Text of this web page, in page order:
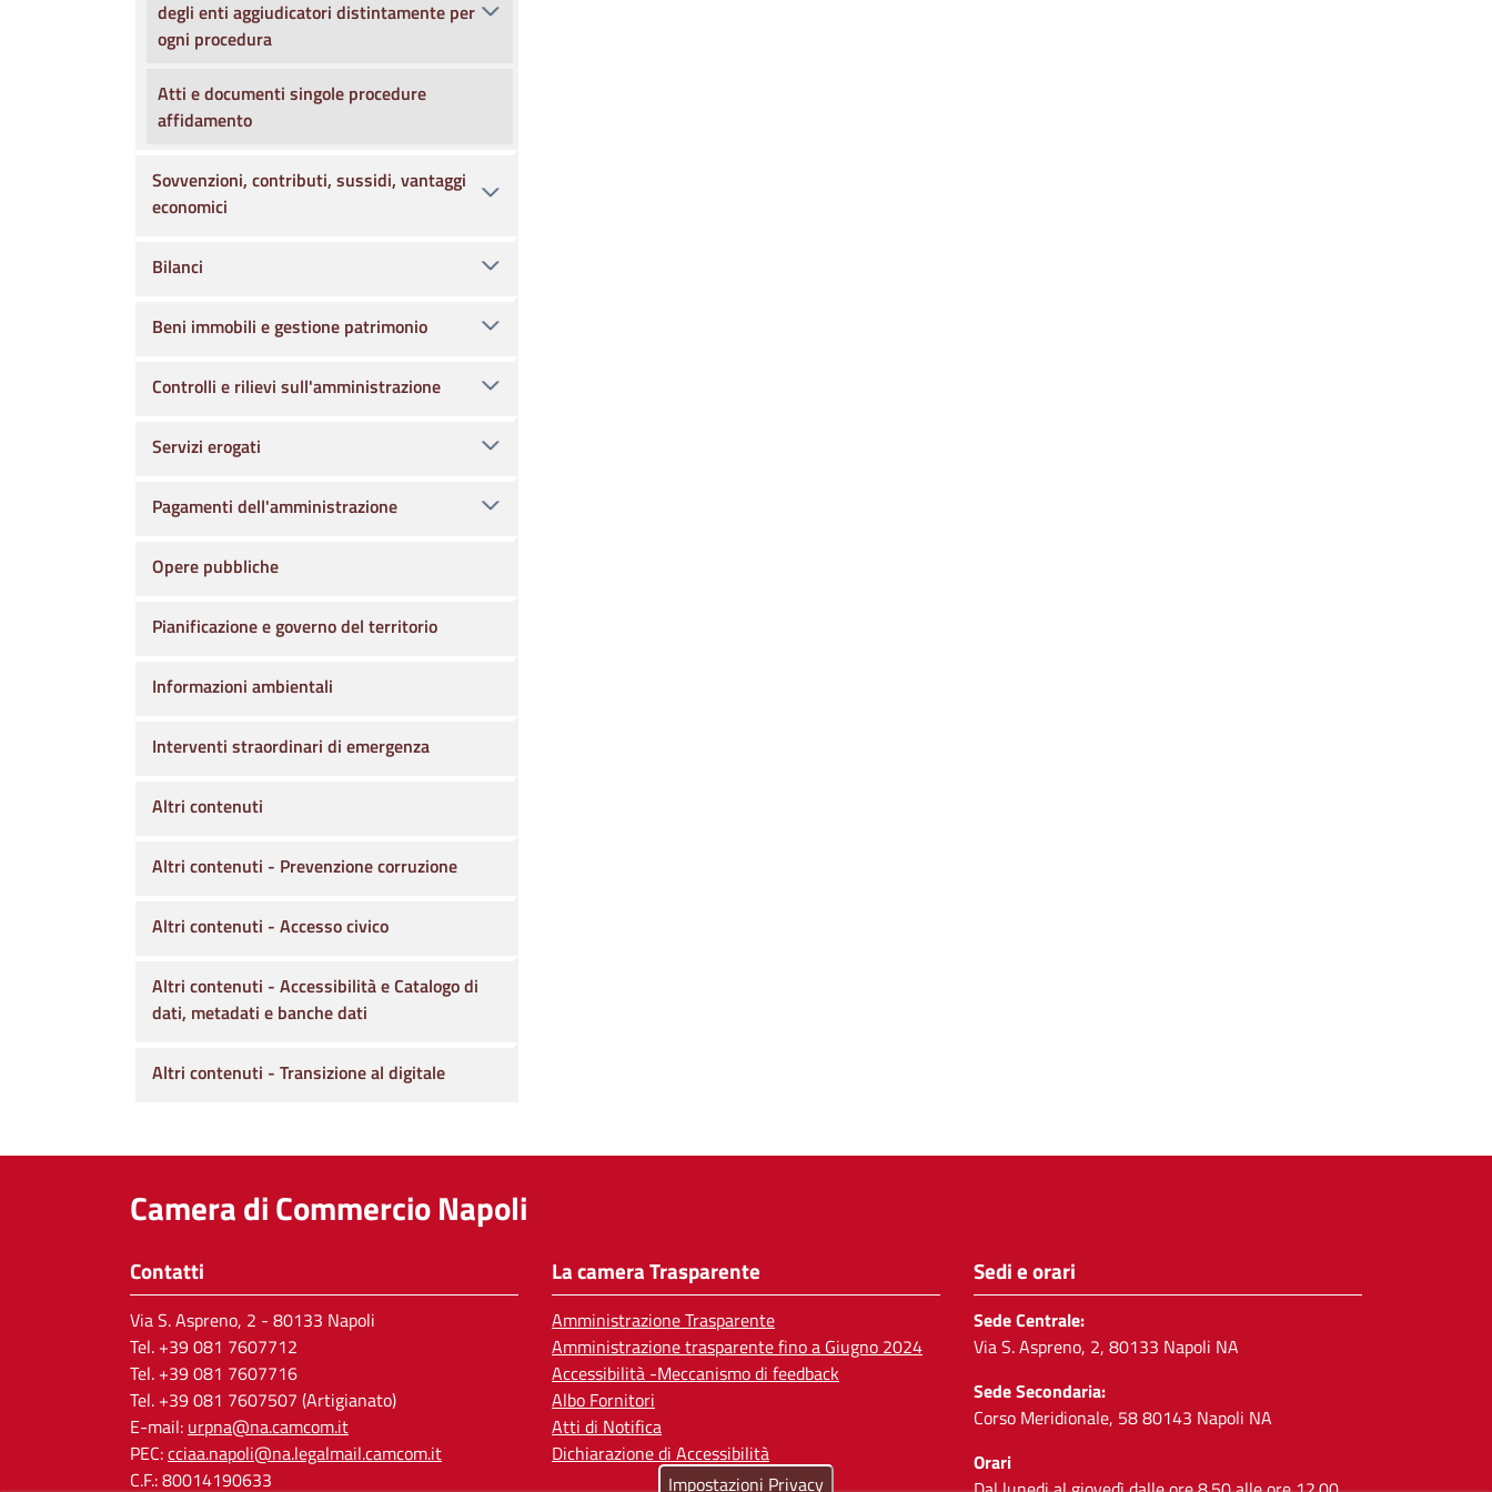
degli enti aggiudicatori distintamente per
ogni procedura
Atti e documenti singole procedure
affidamento
Sovvenzioni, contributi, sussidi, vantaggi
economici
Bilanci
Beni immobili e gestione patrimonio
Controlli e rilievi sull'amministrazione
Servizi erogati
Pagamenti dell'amministrazione
Opere pubbliche
Pianificazione e governo del territorio
Informazioni ambientali
Interventi straordinari di emergenza
Altri contenuti
Altri contenuti - Prevenzione corruzione
Altri contenuti - Accesso civico
Altri contenuti - Accessibilità e Catalogo di
dati, metadati e banche dati
Altri contenuti - Transizione al digitale
Camera di Commercio Napoli
Contatti
Via S. Aspreno, 2 - 80133 Napoli
Tel. +39 081 7607712
Tel. +39 081 7607716
Tel. +39 081 7607507 (Artigianato)
E-mail: urpna@na.camcom.it
PEC:cciaa.napoli@na.legalmail.camcom.it
C.F.: 80014190633
La camera Trasparente
Amministrazione Trasparente
Amministrazione trasparente fino a Giugno 2024
Accessibilità -Meccanismo di feedback
Albo Fornitori
Atti di Notifica
Dichiarazione di Accessibilità
Sedi e orari
Sede Centrale:
Via S. Aspreno, 2, 80133 Napoli NA
Sede Secondaria:
Corso Meridionale, 58 80143 Napoli NA
Orari
Impostazioni Privacy